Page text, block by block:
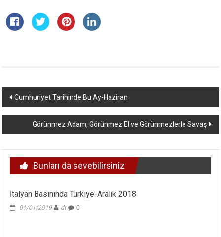
Yazı
dolaşımı
Cumhuriyet Tarihinde Bu Ay-Haziran
Görünmez Adam, Görünmez El ve Görünmezlerle Savaş
Bunları da sevebilirsiniz
İtalyan Basınında Türkiye-Aralık 2018
01/01/2019 dt 0